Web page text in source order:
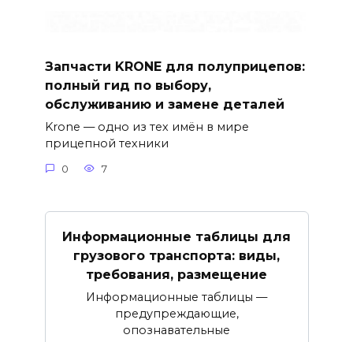
Запчасти KRONE для полуприцепов:
полный гид по выбору,
обслуживанию и замене деталей
Krone — одно из тех имён в мире
прицепной техники
0 7
Информационные таблицы для
грузового транспорта: виды,
требования, размещение
Информационные таблицы —
предупреждающие,
опознавательные